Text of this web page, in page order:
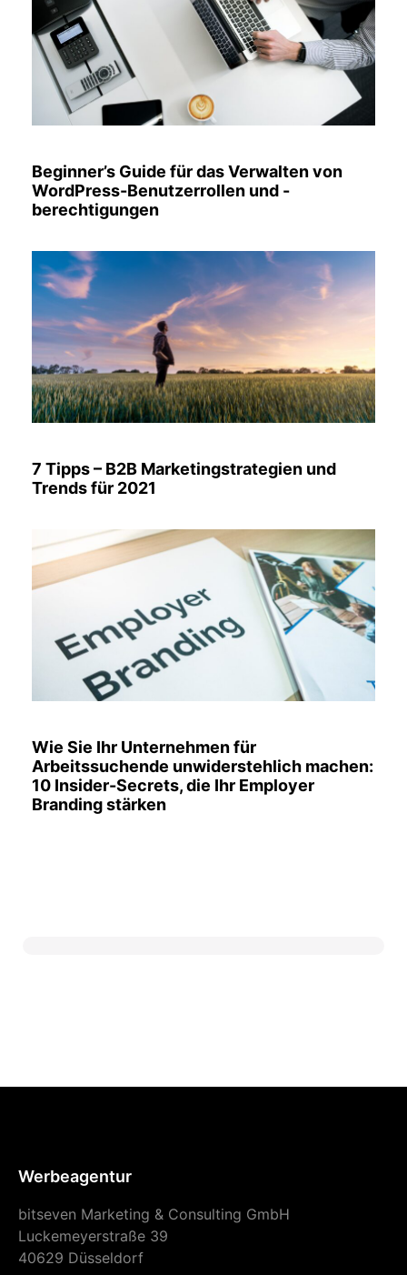
Beginner’s Guide für das Verwalten von
WordPress-Benutzerrollen und -
berechtigungen
7 Tipps – B2B Marketingstrategien und
Trends für 2021
Wie Sie Ihr Unternehmen für
Arbeitssuchende unwiderstehlich machen:
10 Insider-Secrets, die Ihr Employer
Branding stärken
Werbeagentur
bitseven Marketing & Consulting GmbH
Luckemeyerstraße 39
40629 Düsseldorf